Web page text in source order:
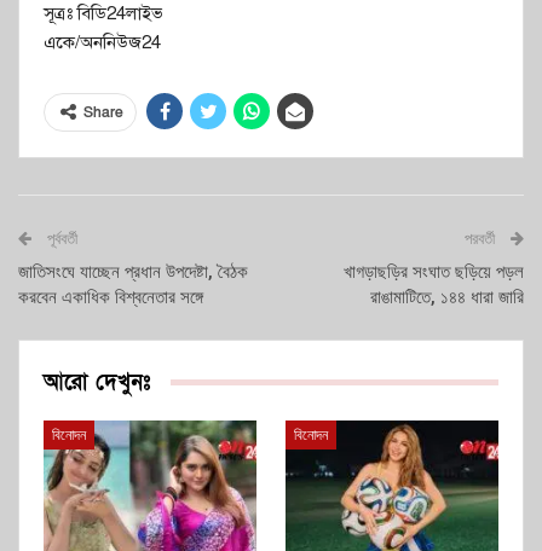
সূত্রঃ বিডি24লাইভ
একে/অননিউজ24
Share
পূর্ববর্তী
জাতিসংঘে যাচ্ছেন প্রধান উপদেষ্টা, বৈঠক
করবেন একাধিক বিশ্বনেতার সঙ্গে
পরবর্তী
খাগড়াছড়ির সংঘাত ছড়িয়ে পড়ল
রাঙামাটিতে, ১৪৪ ধারা জারি
আরো দেখুনঃ
বিনোদন বিনোদন